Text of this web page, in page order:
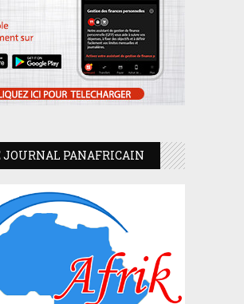
JOURNAL PANAFRICAIN